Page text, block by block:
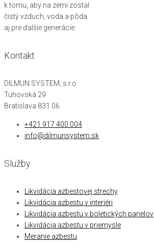
k tomu, aby na zemi zostal
čistý vzduch, voda a pôda
aj pre ďalšie generácie.
Kontakt
DILMUN SYSTEM, s.r.o
Tuhovská 29
Bratislava 831 06
+421 917 400 004
info@dilmunsystem.sk
Služby
Likvidácia azbestovej strechy
Likvidácia azbestu v interiéri
Likvidácia azbestu v boletických panelov
Likvidácia azbestu v priemysle
Meranie azbestu